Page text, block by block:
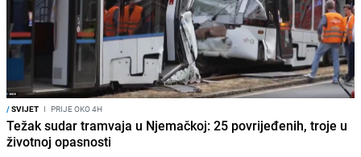
/SVIJET I PRIJE OKO 4H
Težak sudar tramvaja u Njemačkoj: 25 povrijeđenih, troje u
životnoj opasnosti